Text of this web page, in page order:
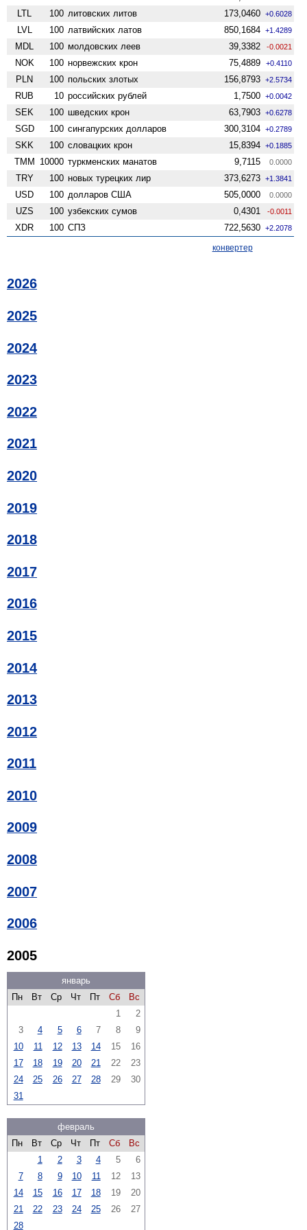
LTL 100 литовских литов 173,0460 +0.6028
LVL 100 латвийских латов 850,1684 +1.4289
MDL 100 молдовских леев 39,3382 -0.0021
NOK 100 норвежских крон 75,4889 +0.4110
PLN 100 польских злотых 156,8793 +2.5734
RUB 10 российских рублей 1,7500 +0.0042
SEK 100 шведских крон 63,7903 +0.6278
SGD 100 сингапурских долларов 300,3104 +0.2789
SKK 100 словацких крон 15,8394 +0.1885
TMM 10000 туркменских манатов 9,7115 0.0000
TRY 100 новых турецких лир 373,6273 +1.3841
USD 100 долларов США 505,0000 0.0000
UZS 100 узбекских сумов 0,4301 -0.0011
XDR 100 СПЗ 722,5630 +2.2078
конвертер
2026
2025
2024
2023
2022
2021
2020
2019
2018
2017
2016
2015
2014
2013
2012
2011
2010
2009
2008
2007
2006
2005
январь
Пн
Вт Ср Чт Пт Сб
Вс
1
2
3
4 5 6 7 8
9
10
11 12 13 14 15
16
17
18 19 20 21 22
23
24
25 26 27 28 29
30
31
февраль
Пн
Вт Ср Чт Пт Сб
Вс
1
2 3 4 5
6
7
8 9 10 11 12
13
14
15 16 17 18 19
20
21
22 23 24 25 26
27
28